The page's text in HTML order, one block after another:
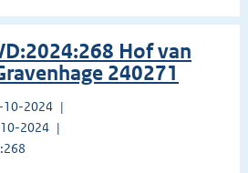
Hof van
240271
10-2024
2024